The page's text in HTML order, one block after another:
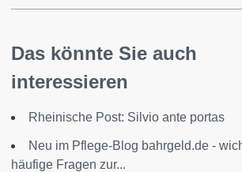
Das könnte Sie auch
interessieren
Rheinische Post: Silvio ante portas
Neu im Pflege-Blog bahrgeld.de -
häufige Fragen zur...